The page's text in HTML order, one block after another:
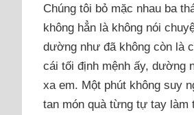
Chúng tôi bỏ mặc nhau ba
không hẳn là không nói
dường như đã không còn là
cái tối định mệnh ấy, dường
xa em. Một phút không suy
tan món quà từng tự tay làm